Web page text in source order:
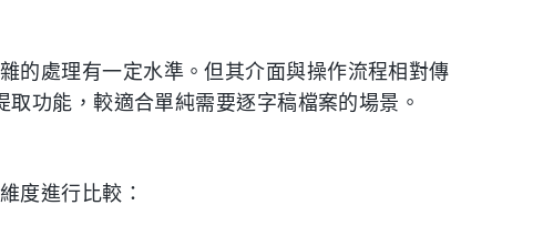
的處理有一定水準。但其介面與操作流程相對傳
功能，較適合單純需要逐字稿檔案的場景。
度進行比較：